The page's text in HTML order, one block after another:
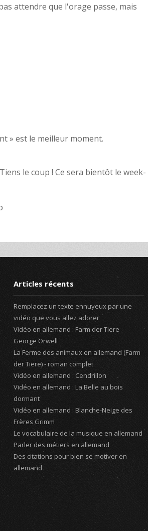
attendre que l'orage passe, mais
» est le meilleur moment.
le coup ! Ce sera bientôt le week-
Articles récents
Remplacez un texte ennuyeux par une
vidéo que vous allez adorer
Vidéo en allemand : Farm der Tiere -
George Orwell
La Ferme des animaux en allemand (Farm
der Tiere) - roman complet
Vidéo en allemand : Cendrillon
Vidéo en allemand : La Belle au bois
dormant
Vidéo en allemand : Blanche-Neige des
Frères Grimm
Le vocabulaire de la musique en allemand
Parler des métiers en allemand
Des citations pour bien se motiver en
allemand